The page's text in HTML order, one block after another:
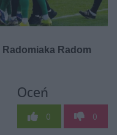
Oceń
0 0